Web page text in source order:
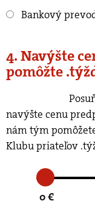
Bankový
4. Navýšte
pomôžte
navýšte cenu
nám tým
Klubu priateľov
0 €